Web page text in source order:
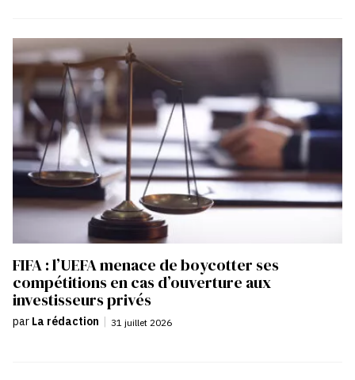
FIFA : l’UEFA menace de boycotter ses
compétitions en cas d’ouverture aux
investisseurs privés
par La rédaction | 31 juillet 2026